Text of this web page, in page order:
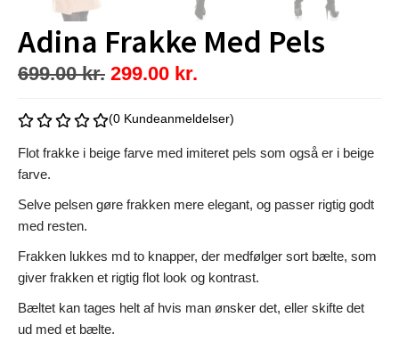
Adina Frakke Med Pels
699.00kr. 299.00 kr.
(0 Kundeanmeldelser)
Flot frakke i beige farve med imiteret pels som også er i beige
farve.
Selve pelsen gøre frakken mere elegant, og passer rigtig godt
med resten.
Frakken lukkes md to knapper, der medfølger sort bælte, som
giver frakken et rigtig flot look og kontrast.
Bæltet kan tages helt af hvis man ønsker det, eller skifte det
ud med et bælte.